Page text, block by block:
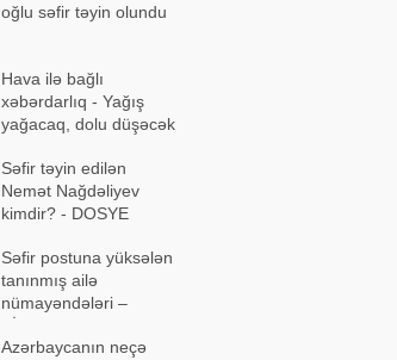
oğlu səfir təyin olundu
Hava ilə bağlı
xəbərdarlıq - Yağış
yağacaq, dolu düşəcək
Səfir təyin edilən
Nemət Nağdəliyev
kimdir? - DOSYE
Səfir postuna yüksələn
tanınmış ailə
nümayəndələri –
Azərbaycanın neçə